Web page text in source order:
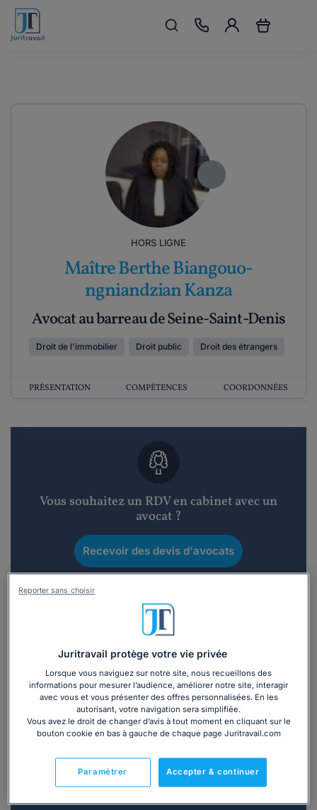
HORS LIGNE
Maître Berthe Biangouo-
ngniandzian Kanza
Avocat au barreau de Seine-Saint-Denis
Droit de l'immobilier Droit public Droit des étrangers
PRÉSENTATION COMPÉTENCES COORDONNÉES
Vous souhaitez un RDV en cabinet avec un
avocat ?
Recevoir des devis d'avocats
Vous souhaitez une consultation par
téléphone ?
Consulter immédiatement
ou appelez le 01 75 75 42 33
(8h à 21h du lundi au
Juritravail protège votre vie privée
Lorsque vous naviguez sur notre site, nous recueillons des
informations pour mesurer l’audience, améliorer notre site, interagir
avec vous et vous présenter des offres personnalisées. En les
autorisant, votre navigation sera simplifiée.
Vous avez le droit de changer d’avis à tout moment en cliquant sur le
bouton cookie en bas à gauche de chaque page Juritravail.com
Accepter & continuer
Paramétrer
Reporter sans choisir